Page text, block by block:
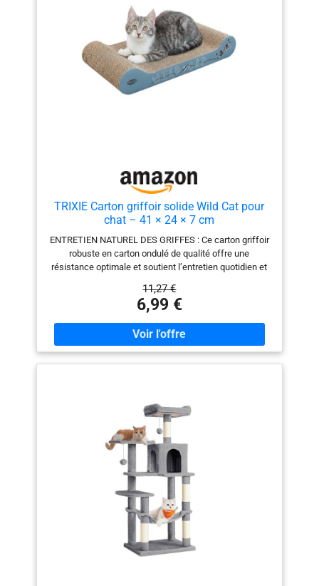
TRIXIE Carton griffoir solide Wild Cat pour
chat – 41 × 24 × 7 cm
ENTRETIEN NATUREL DES GRIFFES : Ce carton griffoir
robuste en carton ondulé de qualité offre une
résistance optimale et soutient l’entretien quotidien et
À CHAT POUR PLUS DE STIMULATION : L’herbe à chat
incluse apporte une motivation supplémentaire et
encourage ton chat à griffer, jouer et s’attarder. USAGE
POLYVALENT : Grâce à ses dimensions compactes, ce
carton griffoir convient idéalement comme surface de
griffage autonome ou en complément de griffoirs
tapisserie et aide à réduire le griffage indésirable des
meubles. ÉCOLOGIQUE ET LÉGER : Fabriqué à partir de
matières premières naturelles et renouvelables, facile
à placer et simple à remplacer si nécessaire.
11,27 €
6,99 €